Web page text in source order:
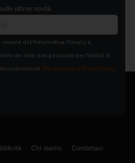
sulle ultime novità.
visione dell'Informativa Privacy e
dei miei dati personali per finalità di
(Per visionare la Privacy Policy
Chi siamo Contattaci